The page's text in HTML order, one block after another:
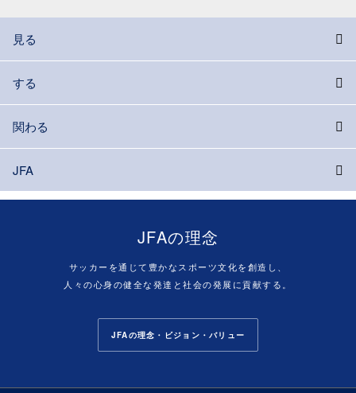
見る
する
関わる
JFA
JFAの理念
サッカーを通じて豊かなスポーツ文化を創造し、
人々の心身の健全な発達と社会の発展に貢献する。
JFAの理念・ビジョン・バリュー